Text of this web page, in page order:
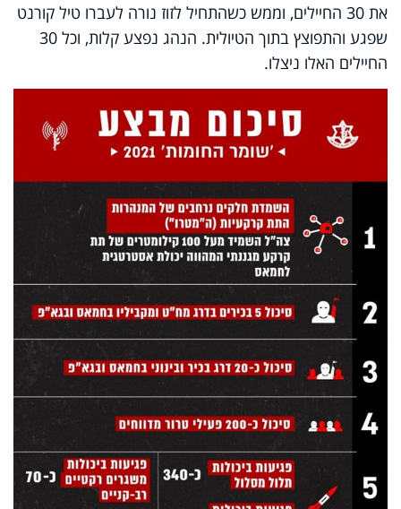
את 30 החיילים, וממש כשהתחיל לזוז נורה לעברו טיל קורנט
שפגע והתפוצץ בתוך הטיולית. הנהג נפצע קלות, וכל 30
החיילים האלו ניצלו.